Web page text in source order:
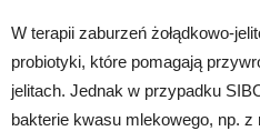
W terapii zaburzeń żołądkowo-
probiotyki, które pomagają
jelitach. Jednak w przypadku
bakterie kwasu mlekowego, np. z